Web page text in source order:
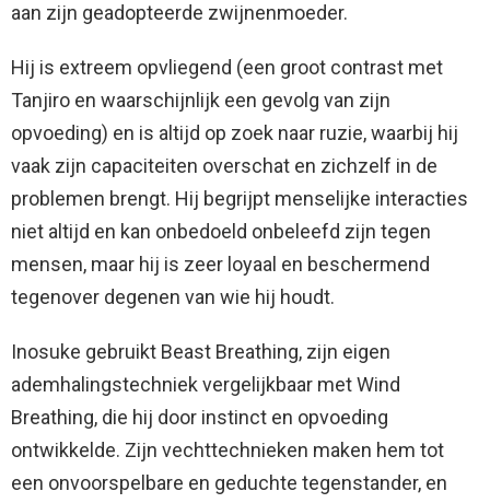
aan zijn geadopteerde zwijnenmoeder.
Hij is extreem opvliegend (een groot contrast met
Tanjiro en waarschijnlijk een gevolg van zijn
opvoeding) en is altijd op zoek naar ruzie, waarbij hij
vaak zijn capaciteiten overschat en zichzelf in de
problemen brengt. Hij begrijpt menselijke interacties
niet altijd en kan onbedoeld onbeleefd zijn tegen
mensen, maar hij is zeer loyaal en beschermend
tegenover degenen van wie hij houdt.
Inosuke gebruikt Beast Breathing, zijn eigen
ademhalingstechniek vergelijkbaar met Wind
Breathing, die hij door instinct en opvoeding
ontwikkelde. Zijn vechttechnieken maken hem tot
een onvoorspelbare en geduchte tegenstander, en